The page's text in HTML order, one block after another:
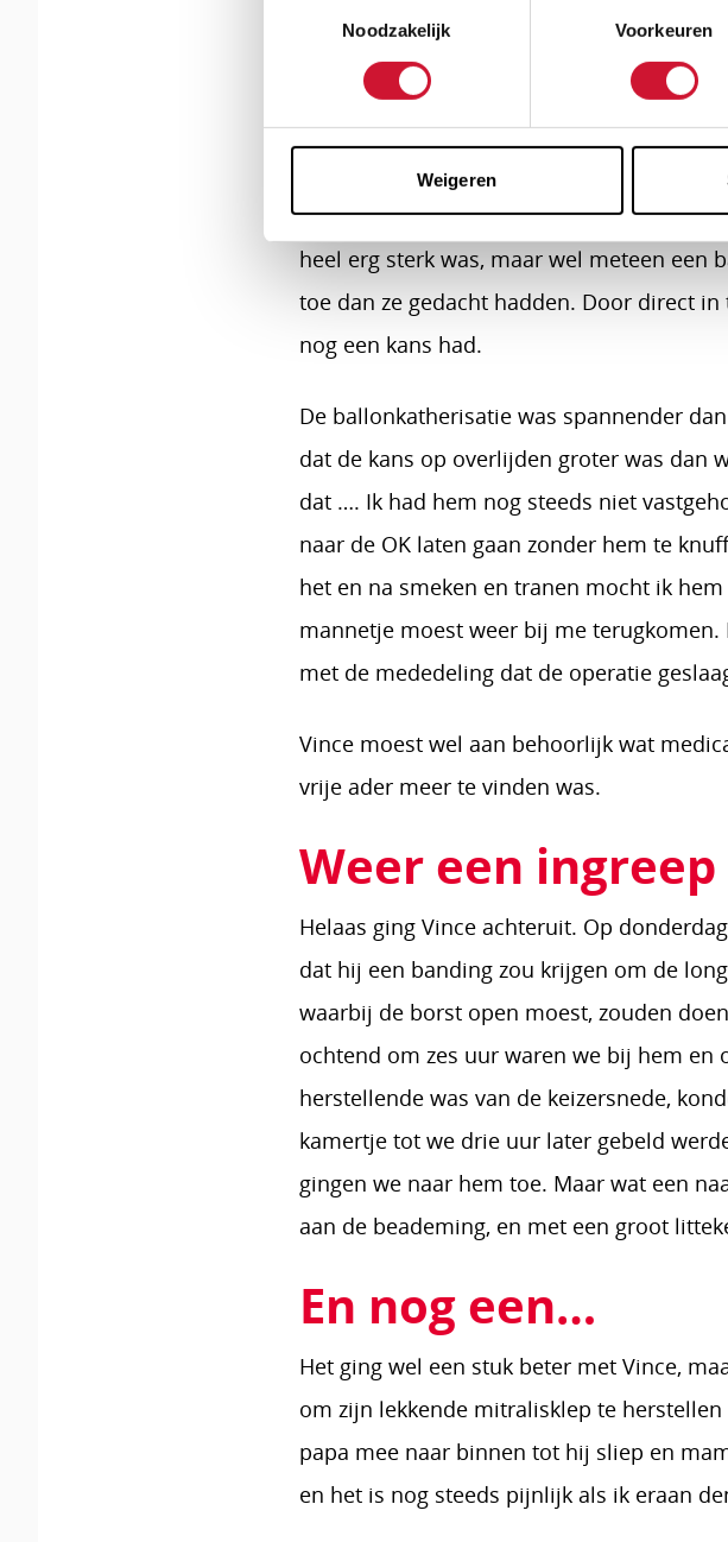
Noodzakelijk
Voorkeuren
Weigeren
keizersnee met negenendertig weken.
vorige bevalling in een spoedkeizersnede
Op 31 oktober om 08.34 uur is onze
niet vasthouden, omdat hij meteen
hem blijven. Toen ik na een paar uur
heel erg sterk was, maar wel meteen een
toe dan ze gedacht hadden. Door direct
nog een kans had.
De ballonkatherisatie was spannender
dat de kans op overlijden groter was dan
dat …. Ik had hem nog steeds niet
naar de OK laten gaan zonder hem te
het en na smeken en tranen mocht ik
mannetje moest weer bij me
met de mededeling dat de operatie
Vince moest wel aan behoorlijk wat
vrije ader meer te vinden was.
Weer een ingreep
Helaas ging Vince achteruit. Op
dat hij een banding zou krijgen om de
waarbij de borst open moest, zouden
ochtend om zes uur waren we bij hem
herstellende was van de keizersnede,
kamertje tot we drie uur later gebeld
gingen we naar hem toe. Maar wat een
aan de beademing, en met een groot
En nog een…
Het ging wel een stuk beter met Vince,
om zijn lekkende mitralisklep te
papa mee naar binnen tot hij sliep en
en het is nog steeds pijnlijk als ik eraan